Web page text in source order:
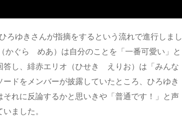
ろゆきさんが指摘をするという流れで進行しまし
かぐら めあ）は自分のことを「一番可愛い」と
し、緋赤エリオ（ひせき えりお）は「みんな
ドをメンバーが披露していたところ、ひろゆき
れに反論するかと思いきや「普通です！」と声
ました。